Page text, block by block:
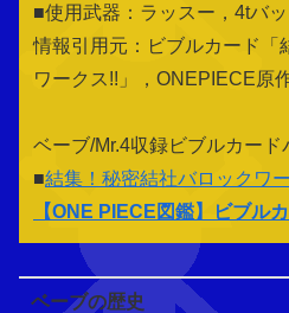
■使用武器：ラッスー，4tバッ
情報引用元：ビブルカード「
ワークス!!」，ONEPIECE原
ベーブ/Mr.4収録ビブルカード
■結集！秘密結社バロックワ
【ONE PIECE図鑑】ビブル
ベーブの歴史